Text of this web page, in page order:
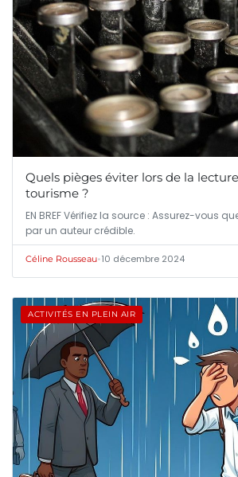
Quels pièges éviter lors de la
tourisme ?
EN BREF Vérifiez la source : Assurez-vous
par un auteur crédible.
Céline Rousseau•10 décembre 2024
ACTIVITÉS EN PLEIN AIR